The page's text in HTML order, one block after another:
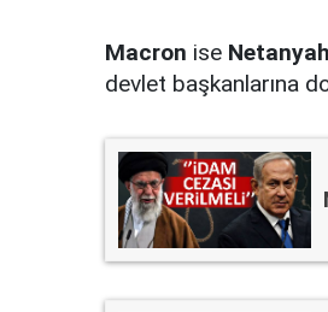
Macron ise
devlet başkanlarına